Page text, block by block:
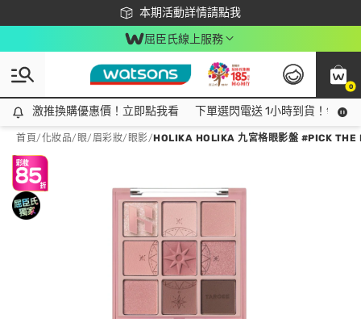
本期活動詳情請點我
下載app最高回饋$350
屈臣氏線上服務
0
激推換購優惠價！立即點我看
激推換購優惠價！立即點我看 下單選閃電送 1小時到貨！領神
首頁/化妝品/ 眼/眉彩妝/ 眼影/HOLIKA HOLIKA 九宮格眼影盤 #PICK THE